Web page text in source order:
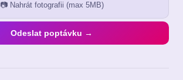
📷 Nahrát fotografii (max 5MB)
Odeslat poptávku →